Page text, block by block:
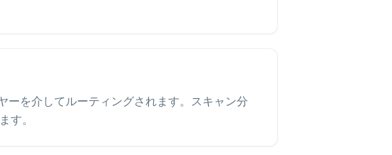
ーを介してルーティングされます。スキャン分
す。